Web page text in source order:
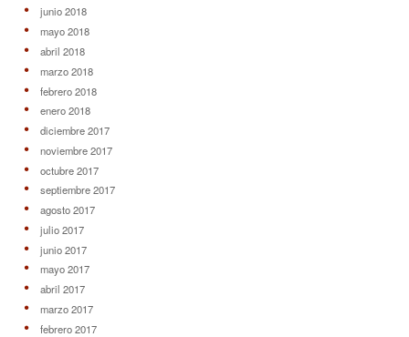
junio 2018
mayo 2018
abril 2018
marzo 2018
febrero 2018
enero 2018
diciembre 2017
noviembre 2017
octubre 2017
septiembre 2017
agosto 2017
julio 2017
junio 2017
mayo 2017
abril 2017
marzo 2017
febrero 2017